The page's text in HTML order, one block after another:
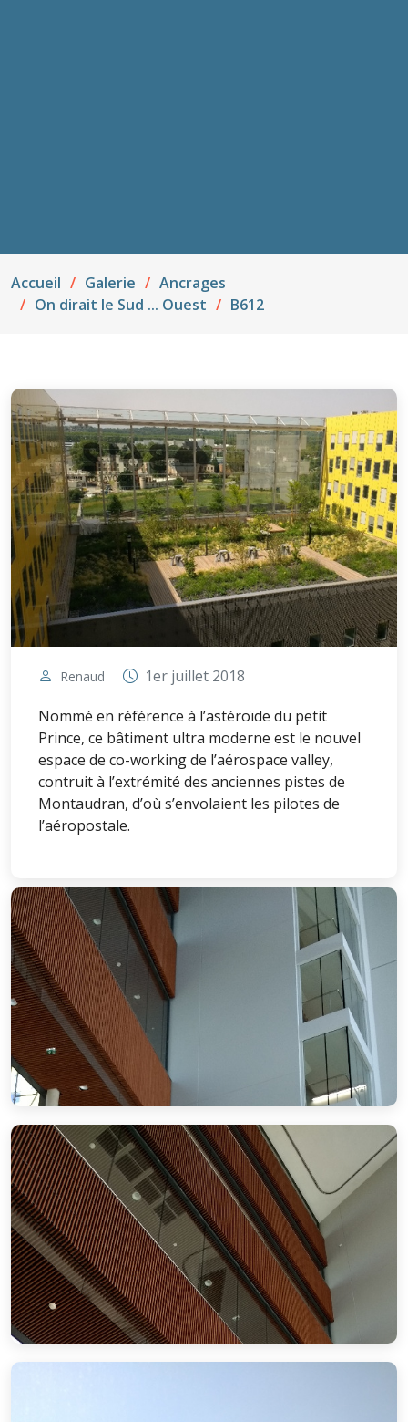
Accueil Galerie
Ancrages
On dirait le Sud ... Ouest
B612
Renaud
1er juillet 2018
Nommé en référence à l’astéroïde du petit
Prince, ce bâtiment ultra moderne est le nouvel
espace de co-working de l’aérospace valley,
contruit à l’extrémité des anciennes pistes de
Montaudran, d’où s’envolaient les pilotes de
l’aéropostale.